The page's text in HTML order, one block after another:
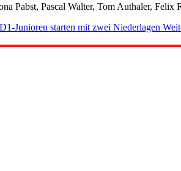
Pabst, Pascal Walter, Tom Authaler,
Junioren starten mit zwei Niederlagen